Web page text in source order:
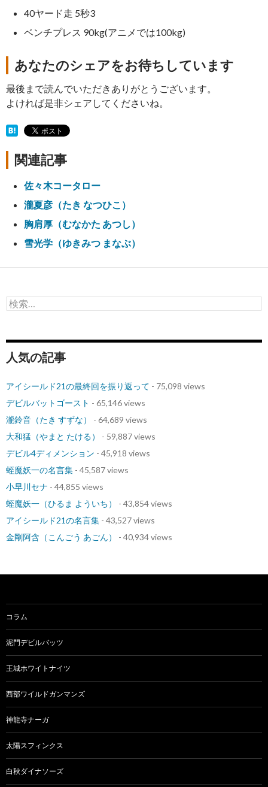
40ヤード走 5秒3
ベンチプレス 90kg(アニメでは100kg)
あなたのシェアをお待ちしています
最後まで読んでいただきありがとうございます。
よければ是非シェアしてくださいね。
関連記事
佐々木コータロー
瀧夏彦（たき なつひこ）
胸肩厚（むなかた あつし）
雪光学（ゆきみつ まなぶ）
検
索:
人気の記事
アイシールド21の最終回を振り返って - 75,098 views
デビルバットゴースト - 65,146 views
瀧鈴音（たき すずな）
- 64,689 views
大和猛（やまと たける）
- 59,887 views
デビル4ディメンション - 45,918 views
蛭魔妖一の名言集 - 45,587 views
小早川セナ - 44,855 views
蛭魔妖一（ひるま よういち）
- 43,854 views
アイシールド21の名言集 - 43,527 views
金剛阿含（こんごう あごん）
- 40,934 views
コラム
泥門デビルバッツ
王城ホワイトナイツ
西部ワイルドガンマンズ
神龍寺ナーガ
太陽スフィンクス
白秋ダイナソーズ